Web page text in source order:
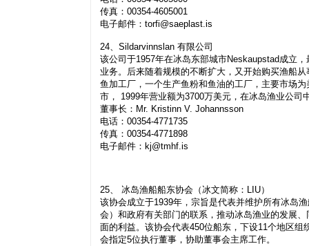
传真：00354-4605001
电子邮件： torfi@saeplast.is
24、Sildarvinnslan 有限公司
该公司于1957年在冰岛东部城市Neskaupstad成立
业务。后来随着规模的不断扩大，又开始购买渔船
鱼加工厂，一个生产鱼粉和鱼油的工厂，主要市场
市， 1999年营业额为3700万美元，在冰岛渔业公司
董事长：Mr. Kristinn V. Johannsson
电话：00354-4771735
传真：00354-4771898
电子邮件： kj@tmhf.is
25、 冰岛渔船船东协会（冰文简称：LIU）
该协会成立于1939年，宗旨是代表并维护所有冰岛
会）和政府有关部门的联系，推动冰岛渔业的发展
面的利益。该协会代表450位船东，下设11个地区
会指定5位执行董事，协助董事会主席工作。